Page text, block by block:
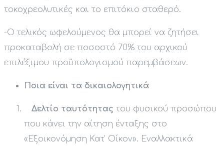
τοκοχρεολυτικές και το επιτόκιο σταθερό.
-Ο τελικός ωφελούμενος θα μπορεί να ζητήσει
προκαταβολή σε ποσοστό 70% του αρχικού
επιλέξιμου προϋπολογισμού παρεμβάσεων.
Ποια είναι τα δικαιολογητικά
Δελτίο ταυτότητας του φυσικού προσώπου
που κάνει την αίτηση ένταξης στο
«Εξοικονόμηση Κατ’ Οίκον». Εναλλακτικά